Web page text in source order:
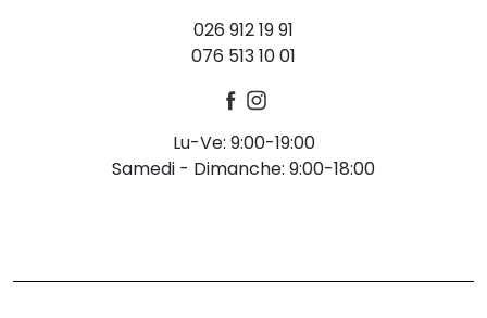
026 912 19 91
076 513 10 01
Lu-Ve: 9:00-19:00
Samedi - Dimanche: 9:00-18:00